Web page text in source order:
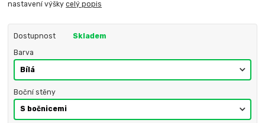
nastavení výškycelý popis
Dostupnost Skladem
Barva
Boční stěny